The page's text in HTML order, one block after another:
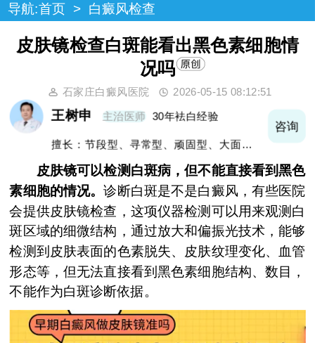
导航:首页 > 白癜风检查
皮肤镜检查白斑能看出黑色素细胞情
况吗
石家庄白癜风医院 2026-05-15 08:12:51
王树申 主治医师 30年袪白经验
擅长：节段型、寻常型、顽固型、大面积白
咨询
皮肤镜可以检测白斑病，但不能直接看到黑色
素细胞的情况。诊断白斑是不是白癜风，有些医院
会提供皮肤镜检查，这项仪器检测可以用来观测白
斑区域的细微结构，通过放大和偏振光技术，能够
检测到皮肤表面的色素脱失、皮肤纹理变化、血管
形态等，但无法直接看到黑色素细胞结构、数目，
不能作为白斑诊断依据。